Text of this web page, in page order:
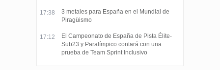
17:38
3 metales para España en el Mundial de
Piragüismo
17:12
El Campeonato de España de Pista Élite-
Sub23 y Paralímpico contará con una
prueba de Team Sprint Inclusivo